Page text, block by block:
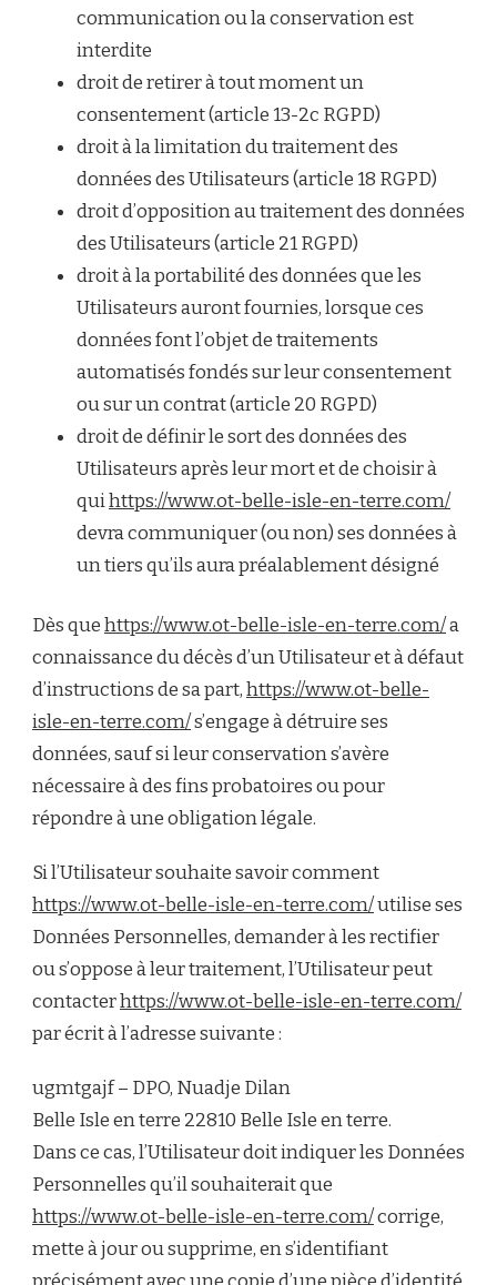
communication ou la conservation est
interdite
droit de retirer à tout moment un
consentement (article 13-2c RGPD)
droit à la limitation du traitement des
données des Utilisateurs (article 18 RGPD)
droit d’opposition au traitement des données
des Utilisateurs (article 21 RGPD)
droit à la portabilité des données que les
Utilisateurs auront fournies, lorsque ces
données font l’objet de traitements
automatisés fondés sur leur consentement
ou sur un contrat (article 20 RGPD)
droit de définir le sort des données des
Utilisateurs après leur mort et de choisir à
quihttps://www.ot-belle-isle-en-terre.com/
devra communiquer (ou non) ses données à
un tiers qu’ils aura préalablement désigné
Dès quehttps://www.ot-belle-isle-en-terre.com/a
connaissance du décès d’un Utilisateur et à défaut
d’instructions de sa part,https://www.ot-belle-
isle-en-terre.com/s’engage à détruire ses
données, sauf si leur conservation s’avère
nécessaire à des fins probatoires ou pour
répondre à une obligation légale.
Si l’Utilisateur souhaite savoir comment
https://www.ot-belle-isle-en-terre.com/utilise ses
Données Personnelles, demander à les rectifier
ou s’oppose à leur traitement, l’Utilisateur peut
contacterhttps://www.ot-belle-isle-en-terre.com/
par écrit à l’adresse suivante :
ugmtgajf – DPO, Nuadje Dilan
Belle Isle en terre 22810 Belle Isle en terre.
Dans ce cas, l’Utilisateur doit indiquer les Données
Personnelles qu’il souhaiterait que
https://www.ot-belle-isle-en-terre.com/corrige,
mette à jour ou supprime, en s’identifiant